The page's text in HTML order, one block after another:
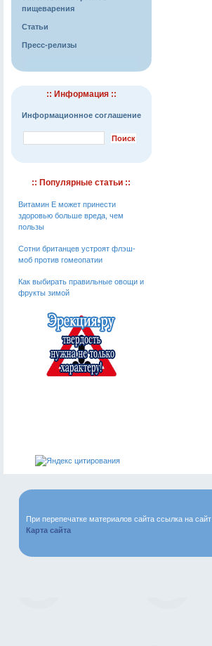
пищеварения
Статьи
Пресс-релизы
:: Информация ::
Информационное соглашение
:: Популярные статьи ::
Витамин Е может принести
здоровью больше вреда, чем
пользы
Сотни британцев устроят флэш-
моб против гомеопатии
Как выбирать правильные овощи и
фрукты зимой
При перепечатке материалов сайта ссылка на сайт
Карта сайта